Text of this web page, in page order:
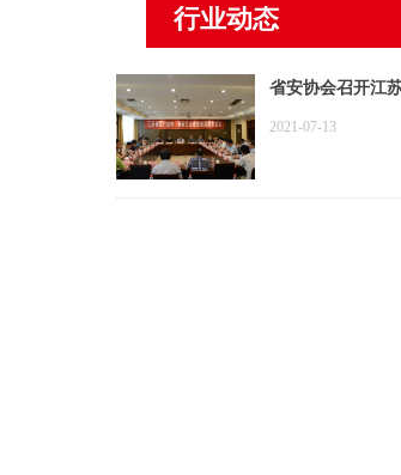
行业动态
省安协会召开江
谈会
2021-07-13